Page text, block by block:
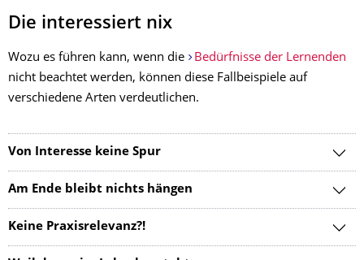
Die interessiert nix
Wozu es führen kann, wenn die
Bedürfnisse der Lernenden
nicht beachtet werden, können diese Fallbeispiele auf
verschiedene Arten verdeutlichen.
Von Interesse keine Spur
Am Ende bleibt nichts hängen
Keine Praxisrelevanz?!